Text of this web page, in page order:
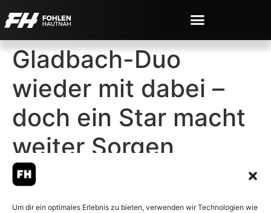
Um dir ein optimales Erlebnis zu bieten, verwenden wir Technologien wie
Gladbach-Duo
wieder mit dabei –
doch ein Star macht
weiter Sorgen